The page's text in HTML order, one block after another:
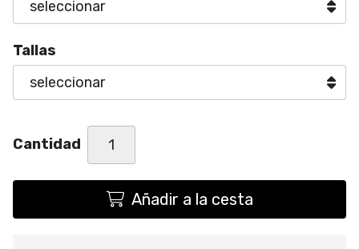
Tallas
Cantidad
Añadir a la cesta